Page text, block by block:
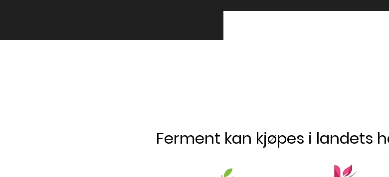
Ferment kan kjøpes i landets